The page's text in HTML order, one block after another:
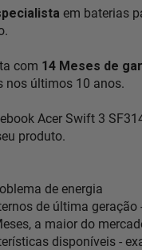
em baterias
com 14 Meses de
nos últimos 10 anos.
Acer Swift 3
produto.
de energia
de última geração
a maior do
disponíveis -